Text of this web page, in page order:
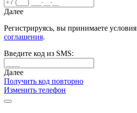
Далее
Регистрируясь, вы принимаете условия
соглашения.
Введите код из SMS:
Далее
Получить код повторно
Изменить телефон